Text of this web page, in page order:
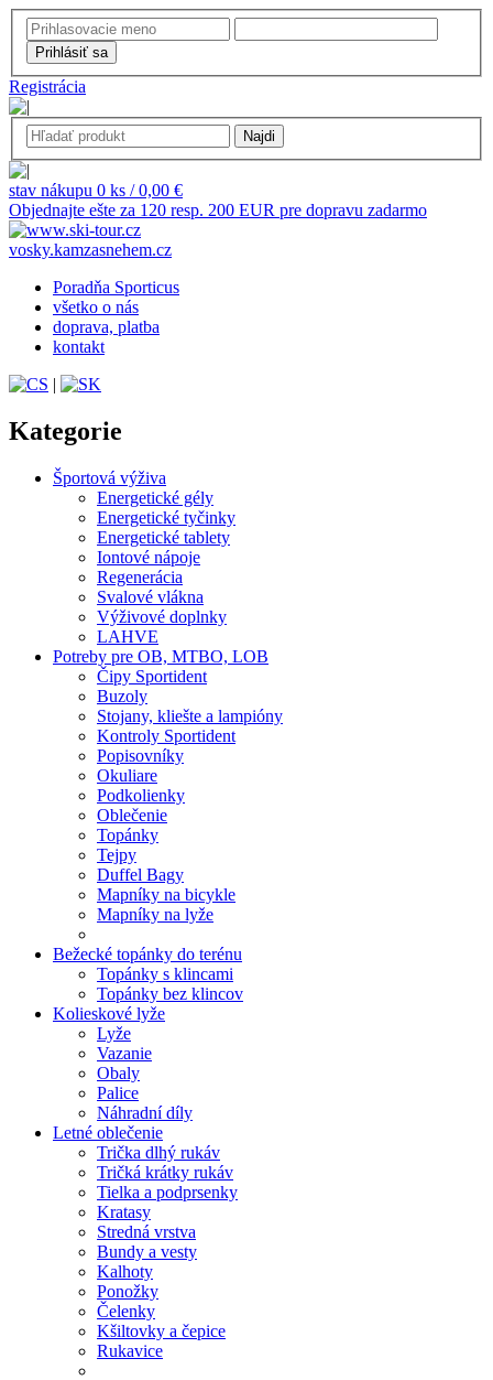
Registrácia
stav nákupu 0 ks / 0,00 €
Objednajte ešte za 120 resp. 200 EUR pre dopravu zadarmo
vosky.kamzasnehem.cz
Poradňa Sporticus
všetko o nás
doprava, platba
kontakt
|
Kategorie
Športová výživa
Energetické gély
Energetické tyčinky
Energetické tablety
Iontové nápoje
Regenerácia
Svalové vlákna
Výživové doplnky
LAHVE
Potreby pre OB, MTBO, LOB
Čipy Sportident
Buzoly
Stojany, kliešte a lampióny
Kontroly Sportident
Popisovníky
Okuliare
Podkolienky
Oblečenie
Topánky
Tejpy
Duffel Bagy
Mapníky na bicykle
Mapníky na lyže
Bežecké topánky do terénu
Topánky s klincami
Topánky bez klincov
Kolieskové lyže
Lyže
Vazanie
Obaly
Palice
Náhradní díly
Letné oblečenie
Trička dlhý rukáv
Tričká krátky rukáv
Tielka a podprsenky
Kratasy
Stredná vrstva
Bundy a vesty
Kalhoty
Ponožky
Čelenky
Kšiltovky a čepice
Rukavice